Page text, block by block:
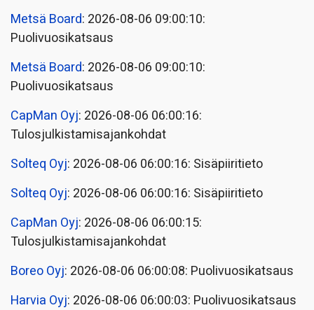
Metsä Board: 2026-08-06 09:00:10:
Puolivuosikatsaus
Metsä Board: 2026-08-06 09:00:10:
Puolivuosikatsaus
CapMan Oyj: 2026-08-06 06:00:16:
Tulosjulkistamisajankohdat
Solteq Oyj: 2026-08-06 06:00:16: Sisäpiiritieto
Solteq Oyj: 2026-08-06 06:00:16: Sisäpiiritieto
CapMan Oyj: 2026-08-06 06:00:15:
Tulosjulkistamisajankohdat
Boreo Oyj: 2026-08-06 06:00:08: Puolivuosikatsaus
Harvia Oyj: 2026-08-06 06:00:03: Puolivuosikatsaus